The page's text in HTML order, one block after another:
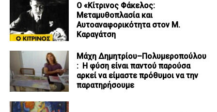
Ο «Κίτρινος Φάκελος:
Μεταμυθοπλασία και
Αυτοαναφορικότητα στον Μ.
Καραγάτση
Μάχη Δημητρίου–Πολυμεροπούλου
: Η φύση είναι παντού παρούσα
αρκεί να είμαστε πρόθυμοι να την
παρατηρήσουμε